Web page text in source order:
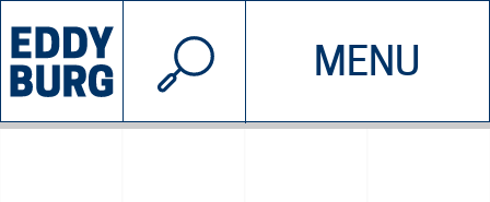
MENU
INIZIATIVE CHI SIAMO
© 2026 EDDYBURG